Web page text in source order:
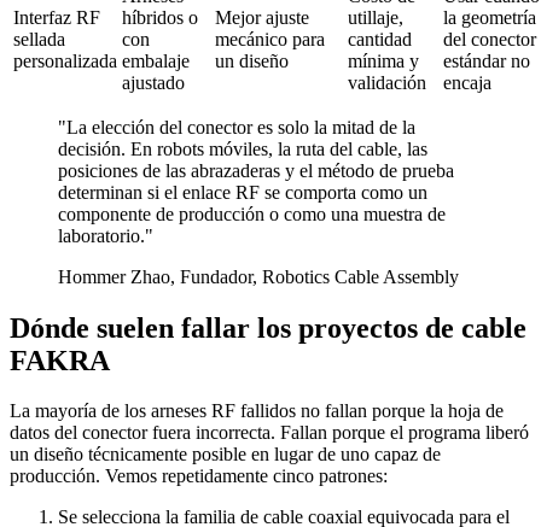
Interfaz RF
sellada
personalizada
híbridos o
con
embalaje
ajustado
Mejor ajuste
mecánico para
un diseño
utillaje,
cantidad
mínima y
validación
la geometría
del conector
estándar no
encaja
"La elección del conector es solo la mitad de la
decisión. En robots móviles, la ruta del cable, las
posiciones de las abrazaderas y el método de prueba
determinan si el enlace RF se comporta como un
componente de producción o como una muestra de
laboratorio."
Hommer Zhao, Fundador, Robotics Cable Assembly
Dónde suelen fallar los proyectos de cable
FAKRA
La mayoría de los arneses RF fallidos no fallan porque la hoja de
datos del conector fuera incorrecta. Fallan porque el programa liberó
un diseño técnicamente posible en lugar de uno capaz de
producción. Vemos repetidamente cinco patrones:
Se selecciona la familia de cable coaxial equivocada para el